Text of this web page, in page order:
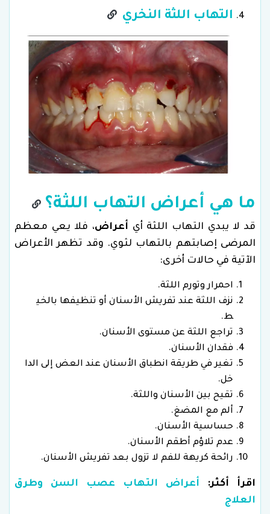
التهاب اللثة النخري
ما هي أعراض التهاب اللثة؟
قد لا يبدي التهاب اللثة أي أعراض، فلا يعي معظم
المرضى إصابتهم بالتهاب لثوي. وقد تظهر الأعراض
الآتية في حالات أخرى:
احمرار وتورم اللثة.
نزف اللثة عند تفريش الأسنان أو تنظيفها بالخي
ط.
تراجع اللثة عن مستوى الأسنان.
فقدان الأسنان.
تغير في طريقة انطباق الأسنان عند العض إلى الدا
خل.
تقيح بين الأسنان واللثة.
ألم مع المضغ.
حساسية الأسنان.
عدم تلاؤم أطقم الأسنان.
رائحة كريهة للفم لا تزول بعد تفريش الأسنان.
اقرأ أكثر: أعراض التهاب عصب السن وطرق
العلاج